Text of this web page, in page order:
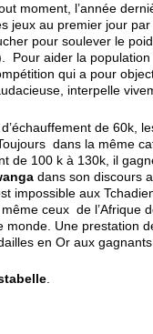
moment, l’année
jeux au premier jour
pour soulever le
Pour aider la
qui a pour
interpelle
de 60k,
dans la même
de 100 k à 130k, il
dans son discours
impossible aux
ceux de l’Afrique
monde. Une prestation
en Or aux